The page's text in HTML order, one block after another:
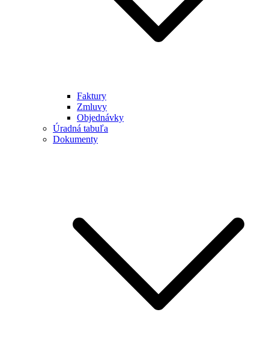
Faktury
Zmluvy
Objednávky
Úradná tabuľa
Dokumenty